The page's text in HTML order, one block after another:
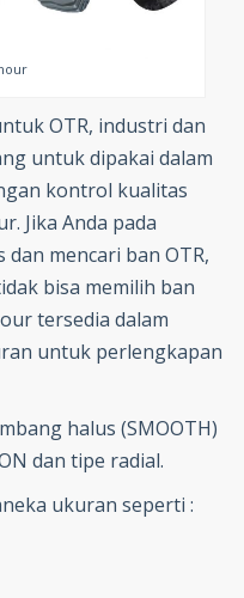
OTR, industri dan
untuk dipakai dalam
kontrol kualitas
Jika Anda pada
mencari ban OTR,
bisa memilih ban
tersedia dalam
untuk perlengkapan
halus (SMOOTH)
dan tipe radial.
ukuran seperti :